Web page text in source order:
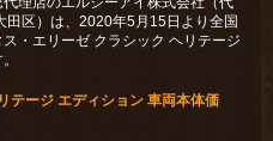
区）は、2020年5月15⽇より全国
・エリーゼ クラシック ヘリテージ
テージ エディション 車両本体価